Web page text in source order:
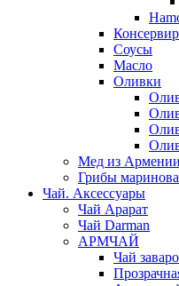
Соусы
Масло
Оливки
Мед из Армении
Грибы
Чай. Аксессуары
Чай Арарат
Чай Darman
АРМЧАЙ
Чай